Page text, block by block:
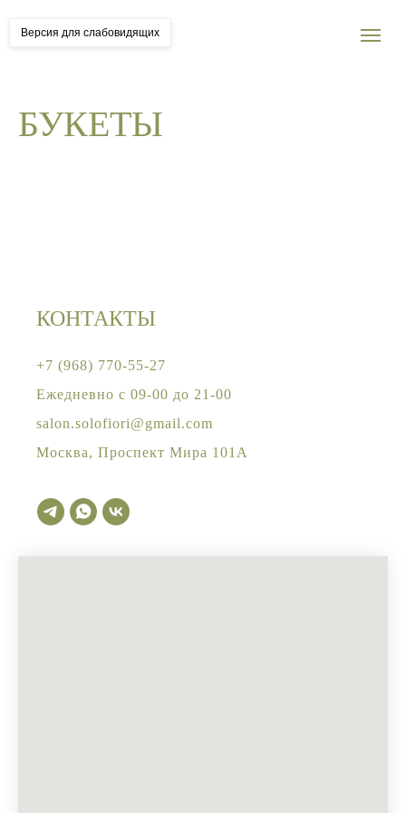
БУКЕТЫ
КОНТАКТЫ
+7 (968) 770-55-27
Ежедневно с 09-00 до 21-00
salon.solofiori@gmail.com
Москва, Проспект Мира 101А
Версия для слабовидящих